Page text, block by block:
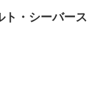
・シーバース